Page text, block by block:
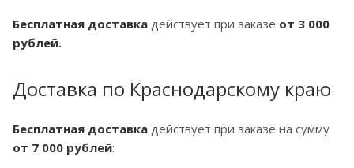
Бесплатная доставка действует при заказе от 3 000
рублей.
Доставка по Краснодарскому краю
Бесплатная доставка действует при заказе на сумму
от 7 000 рублей: